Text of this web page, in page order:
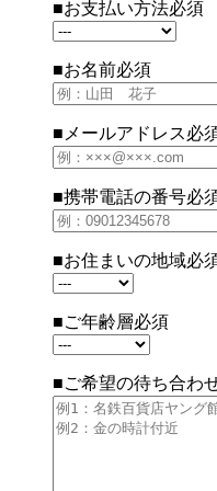
■お支払い方法必須
■お名前必須
■メールアドレス必
■携帯電話の番号必
■お住まいの地域必
■ご年齢層必須
■ご希望の待ち合わ